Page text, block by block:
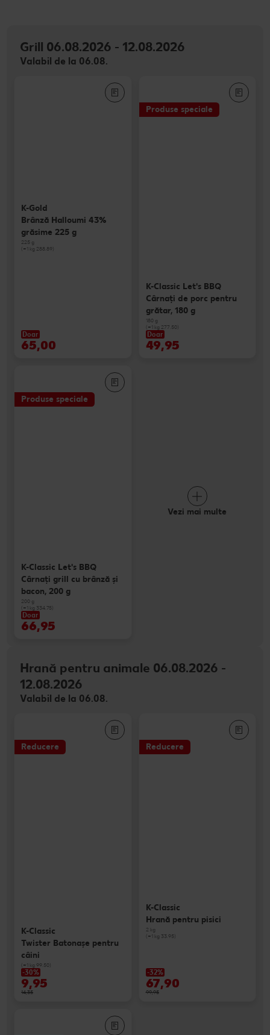
Grill 06.08.2026 - 12.08.2026
Valabil de la 06.08.
K-Gold
Brânză Halloumi 43%
grăsime 225 g
225 g
(=1 kg 288.89)
Doar
65,00
Produse speciale
K-Classic Let's BBQ
Cârnaţi de porc pentru
grătar, 180 g
180 g
(=1 kg 277.50)
Doar
49,95
Produse speciale
K-Classic Let's BBQ
Cârnaţi grill cu brânză și
bacon, 200 g
200 g
(=1 kg 334.75)
Doar
66,95
Vezi mai multe
Hrană pentru animale 06.08.2026 -
12.08.2026
Valabil de la 06.08.
Reducere
K-Classic
Twister Batonaşe pentru
câini
(=1 kg 99.50)
-30%
9,95
14,35
Reducere
K-Classic
Hrană pentru pisici
2 kg
(=1 kg 33.95)
-32%
67,90
99,95